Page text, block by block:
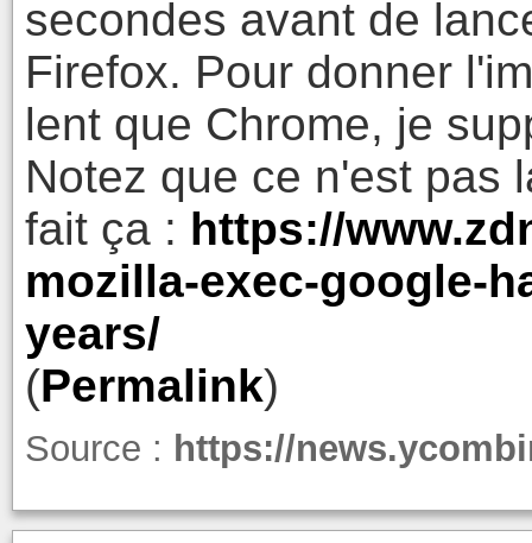
secondes avant de
Firefox. Pour donner
lent que Chrome, je
Notez que ce n'est pas
fait ça : https://
mozilla-exec-google-
years/
(Permalink)
Source : https://